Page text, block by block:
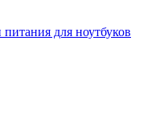
для ноутбуков